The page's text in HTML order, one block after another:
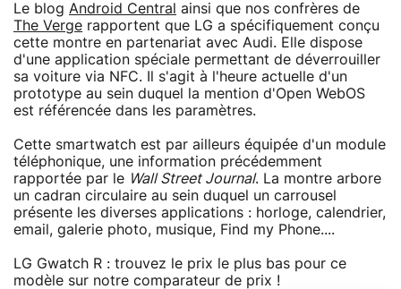
Le blog Android Central
ainsi que nos confrères de
The Verge rapportent que LG a spécifiquement conçu
cette montre en partenariat avec Audi. Elle dispose
d'une application spéciale permettant de déverrouiller
sa voiture via NFC. Il s'agit à l'heure actuelle d'un
prototype au sein duquel la mention d'Open WebOS
est référencée dans les paramètres.
Cette smartwatch est par ailleurs équipée d'un module
téléphonique, une information précédemment
rapportée par le Wall Street Journal. La montre arbore
un cadran circulaire au sein duquel un carrousel
présente les diverses applications : horloge, calendrier,
email, galerie photo, musique, Find my Phone....
LG Gwatch R : trouvez le prix le plus bas pour ce
modèle sur notre comparateur de prix !